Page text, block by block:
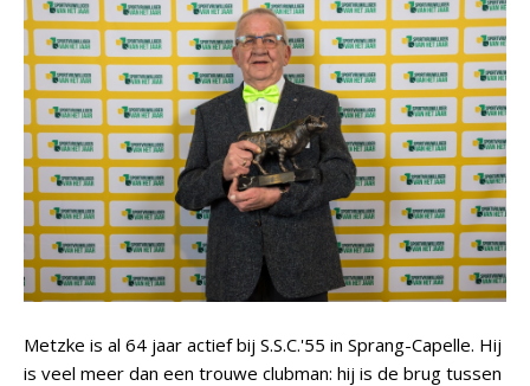
Metzke is al 64 jaar actief bij S.S.C.'55 in Sprang-Capelle. Hij
is veel meer dan een trouwe clubman: hij is de brug tussen